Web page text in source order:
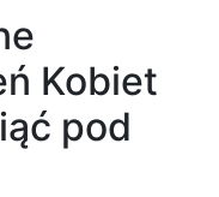
Kobiet
pod